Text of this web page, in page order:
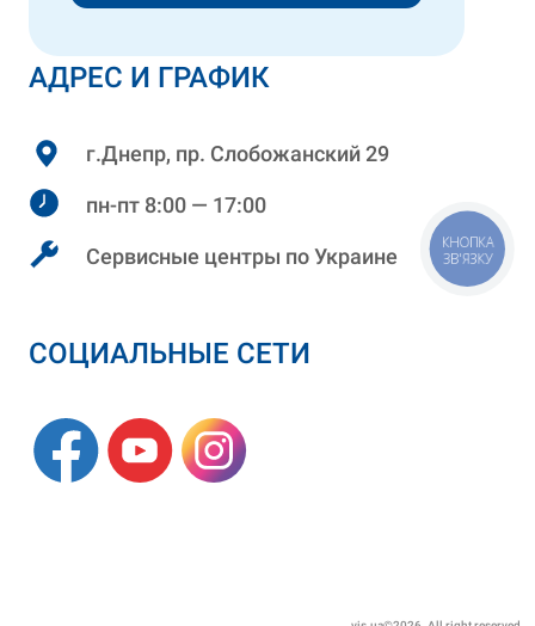
АДРЕС И ГРАФИК
г.Днепр, пр. Слобожанский 29
пн-пт 8:00 — 17:00
Сервисные центры по Украине
СОЦИАЛЬНЫЕ СЕТИ
КНОПКА
ЗВ'ЯЗКУ